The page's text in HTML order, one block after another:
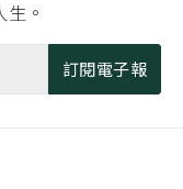
。
訂閱電子報